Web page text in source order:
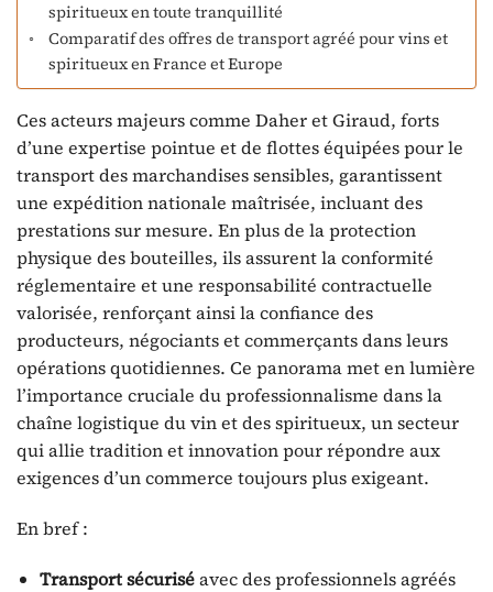
spiritueux en toute tranquillité
Comparatif des offres de transport agréé pour vins et
spiritueux en France et Europe
Ces acteurs majeurs comme Daher et Giraud, forts
d’une expertise pointue et de flottes équipées pour le
transport des marchandises sensibles, garantissent
une expédition nationale maîtrisée, incluant des
prestations sur mesure. En plus de la protection
physique des bouteilles, ils assurent la conformité
réglementaire et une responsabilité contractuelle
valorisée, renforçant ainsi la confiance des
producteurs, négociants et commerçants dans leurs
opérations quotidiennes. Ce panorama met en lumière
l’importance cruciale du professionnalisme dans la
chaîne logistique du vin et des spiritueux, un secteur
qui allie tradition et innovation pour répondre aux
exigences d’un commerce toujours plus exigeant.
En bref :
Transport sécuriséavec des professionnels agréés